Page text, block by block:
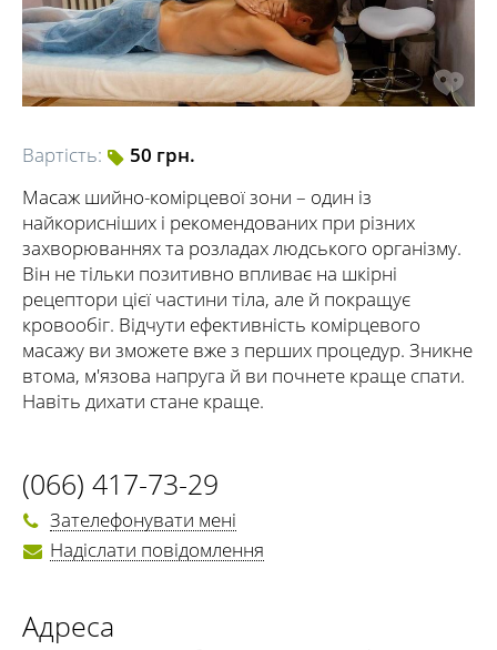
Вартість:
50 грн.
Масаж шийно-комірцевої зони – один із
найкорисніших і рекомендованих при різних
захворюваннях та розладах людського організму.
Він не тільки позитивно впливає на шкірні
рецептори цієї частини тіла, але й покращує
кровообіг. Відчути ефективність комірцевого
масажу ви зможете вже з перших процедур. Зникне
втома, м'язова напруга й ви почнете краще спати.
Навіть дихати стане краще.
(066) 417-73-29
Зателефонувати мені
Надіслати повідомлення
Адреса